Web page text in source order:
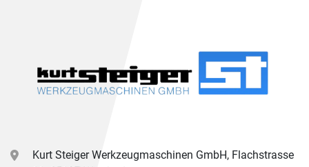
Kurt Steiger Werkzeugmaschinen GmbH, Flachstrasse